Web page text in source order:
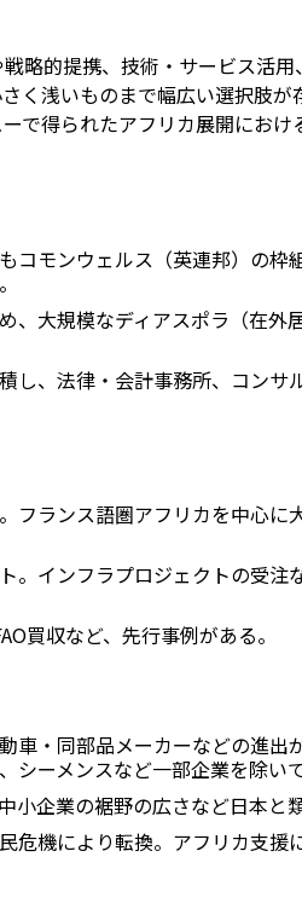
略的提携、技術・サービス活用
く浅いものまで幅広い選択肢が
で得られたアフリカ展開におけ
コモンウェルス（英連邦）の枠
、大規模なディアスポラ（在外
し、法律・会計事務所、コンサ
フランス語圏アフリカを中心に
。インフラプロジェクトの受注
買収など、先行事例がある。
車・同部品メーカーなどの進出
ーメンスなど一部企業を除い
企業の裾野の広さなど日本と類
危機により転換。アフリカ支援